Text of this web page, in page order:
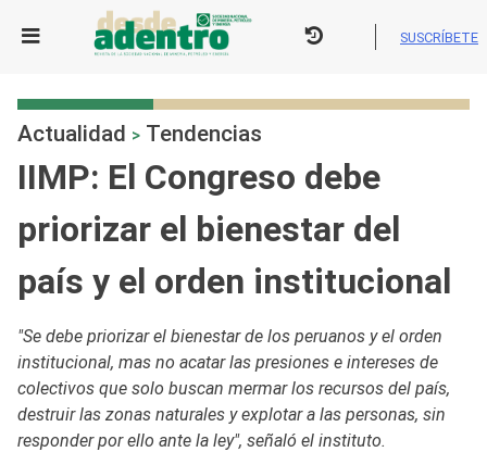
SUSCRÍBETE
Actualidad > Tendencias
IIMP: El Congreso debe
priorizar el bienestar del
país y el orden institucional
"Se debe priorizar el bienestar de los peruanos y el orden
institucional, mas no acatar las presiones e intereses de
colectivos que solo buscan mermar los recursos del país,
destruir las zonas naturales y explotar a las personas, sin
responder por ello ante la ley", señaló el instituto.